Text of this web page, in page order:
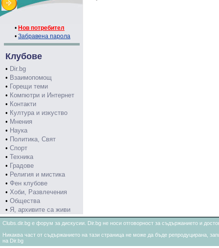
• Нов потребител
• Забравена парола
Клубове
• Dir.bg
• Взаимопомощ
• Горещи теми
• Компютри и Интернет
• Контакти
• Култура и изкуство
• Мнения
• Наука
• Политика, Свят
• Спорт
• Техника
• Градове
• Религия и мистика
• Фен клубове
• Хоби, Развлечения
• Общества
• Я, архивите са живи
Clubs.dir.bg е форум за дискусии. Dir.bg не носи отговорност за съдържанието и
Никаква част от съдържанието на тази страница не може да бъде репродуцирана,
на Dir.bg